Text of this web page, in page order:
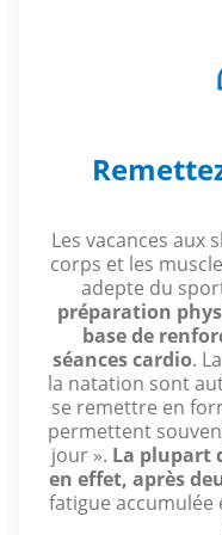
Les vacances aux
corps et les
adepte du
préparation
base de
séances cardio.
la natation sont
se remettre en
permettent
jour ». La plupart
en effet, après
fatigue